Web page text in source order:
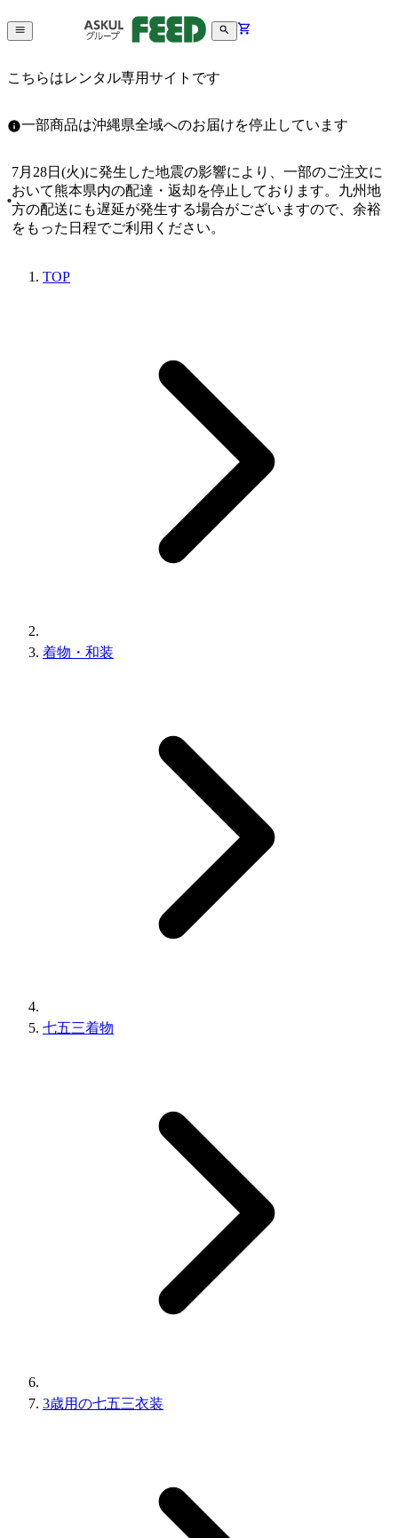
こちらはレンタル専用サイトです
一部商品は沖縄県全域へのお届けを停止しています
7月28日(火)に発生した地震の影響により、一部のご注文に
おいて熊本県内の配達・返却を停止しております。九州地
方の配送にも遅延が発生する場合がございますので、余裕
をもった日程でご利用ください。
TOP
着物・和装
七五三着物
3歳用の七五三衣装